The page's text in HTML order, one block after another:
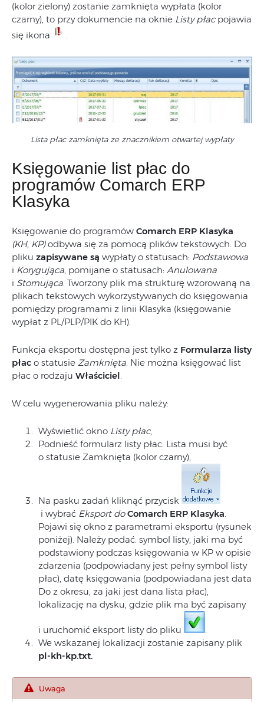
(kolor zielony) zostanie zamknięta wypłata (kolor
czarny), to przy dokumencie na oknie Listy płacpojawia
się ikona
.
Lista płac zamknięta ze znacznikiem otwartej wypłaty
Księgowanie list płac do
programów Comarch ERP
Klasyka
Księgowanie do programów Comarch ERP Klasyka
(KH, KP)odbywa się za pomocą plików tekstowych. Do
pliku zapisywane są wypłaty o statusach: Podstawowa
i Korygująca, pomijane o statusach: Anulowana
i Stornująca. Tworzony plik ma strukturę wzorowaną na
plikach tekstowych wykorzystywanych do księgowania
pomiędzy programami z linii Klasyka (księgowanie
wypłat z PL/PLP/PIK do KH).
Funkcja eksportu dostępna jest tylko z Formularza listy
płac o statusie Zamknięta. Nie można księgować list
płac o rodzaju Właściciel.
W celu wygenerowania pliku należy:
Wyświetlić okno Listy płac,
Podnieść formularz listy płac. Lista musi być
o statusie Zamknięta (kolor czarny),
Na pasku zadań kliknąć przycisk
i wybrać Eksport doComarch ERP Klasyka.
Pojawi się okno z parametrami eksportu (rysunek
poniżej). Należy podać: symbol listy, jaki ma być
podstawiony podczas księgowania w KP w opisie
zdarzenia (podpowiadany jest pełny symbol listy
płac), datę księgowania (podpowiadana jest data
Do z okresu, za jaki jest dana lista płac),
lokalizację na dysku, gdzie plik ma być zapisany
i uruchomić eksport listy do pliku
.
We wskazanej lokalizacji zostanie zapisany plik
pl-kh-kp.txt.
Uwaga